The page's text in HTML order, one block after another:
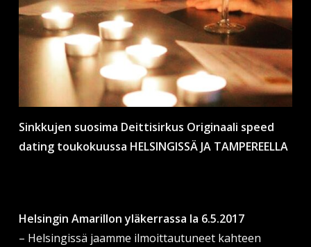
Sinkkujen suosima Deittisirkus Originaali speed
dating toukokuussa HELSINGISSÄ JA TAMPEREELLA
Helsingin Amarillon yläkerrassa la 6.5.2017
– Helsingissä jaamme ilmoittautuneet kahteen